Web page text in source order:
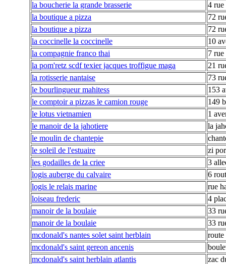
la boucherie la grande brasserie
4 rue
la boutique a pizza
72
la boutique a pizza
72
la coccinelle la coccinelle
10
la compagnie franco thai
7
la pom'retz scdf texier jacques troffigue maga
21
la rotisserie nantaise
73
le bourlingueur mahitess
153
le comptoir a pizzas le camion rouge
149
le lotus vietnamien
1
le manoir de la jahotiere
la
le moulin de chantepie
le soleil de l'estuaire
zi
les godailles de la criee
3
logis auberge du calvaire
6
logis le relais marine
rue
loiseau frederic
4
manoir de la boulaie
33
manoir de la boulaie
33
mcdonald's nantes solet saint herblain
route
mcdonald's saint gereon ancenis
mcdonald's saint herblain atlantis
zac